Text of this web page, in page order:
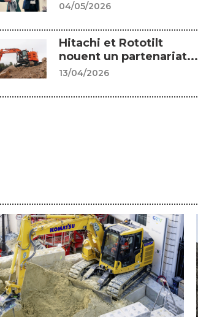
04/05/2026
Hitachi et Rototilt
nouent un partenariat...
13/04/2026